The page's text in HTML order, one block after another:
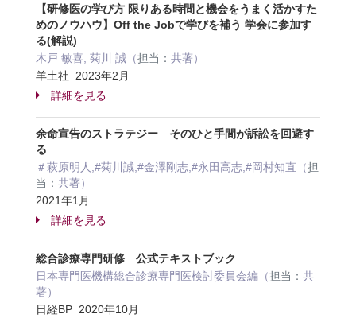
【研修医の学び方 限りある時間と機会をうまく活かすた
めのノウハウ】Off the Jobで学びを補う 学会に参加す
る(解説)
木戸 敏喜, 菊川 誠（担当： 共著）
羊土社 2023年2月
詳細を見る
余命宣告のストラテジー そのひと手間が訴訟を回避す
る
＃萩原明人,#菊川誠,#金澤剛志,#永田高志,#岡村知直（担
当： 共著）
2021年1月
詳細を見る
総合診療専門研修 公式テキストブック
日本専門医機構総合診療専門医検討委員会編（担当： 共
著）
日経BP 2020年10月